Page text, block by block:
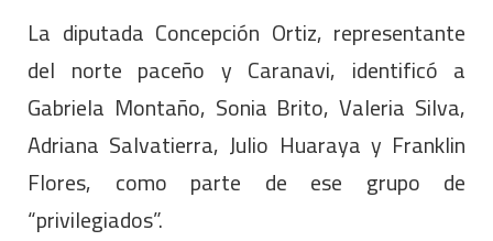
La diputada Concepción Ortiz, representante
del norte paceño y Caranavi, identificó a
Gabriela Montaño, Sonia Brito, Valeria Silva,
Adriana Salvatierra, Julio Huaraya y Franklin
Flores, como parte de ese grupo de
“privilegiados”.